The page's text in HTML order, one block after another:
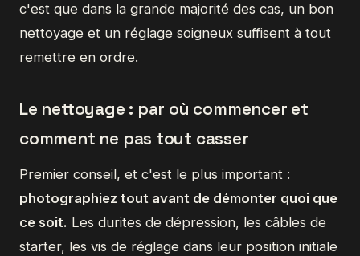
c'est que dans la grande majorité des cas, un bon
nettoyage et un réglage soigneux suffisent à tout
remettre en ordre.
Le nettoyage : par où commencer et
comment ne pas tout casser
Premier conseil, et c'est le plus important :
photographiez tout avant de démonter quoi que
ce soit. Les durites de dépression, les câbles de
starter, les vis de réglage dans leur position initiale